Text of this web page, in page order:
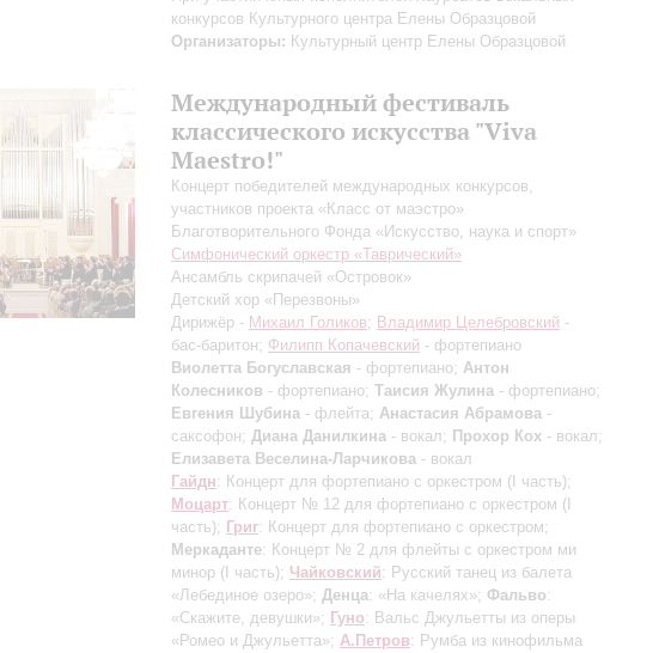
конкурсов Культурного центра Елены Образцовой
Организаторы: Культурный центр Елены Образцовой
Международный фестиваль
классического искусства "Viva
Maеstro!"
Концерт победителей международных конкурсов,
участников проекта «Класс от маэстро»
Благотворительного Фонда «Искусство, наука и спорт»
Симфонический оркестр «Таврический»
Ансамбль скрипачей «Островок»
Детский хор «Перезвоны»
Дирижёр - Михаил Голиков; Владимир Целебровский -
бас-баритон; Филипп Копачевский - фортепиано
Виолетта Богуславская - фортепиано; Антон
Колесников - фортепиано; Таисия Жулина - фортепиано;
Евгения Шубина - флейта; Анастасия Абрамова -
саксофон; Диана Данилкина - вокал; Прохор Кох - вокал;
Елизавета Веселина-Ларчикова - вокал
Гайдн: Концерт для фортепиано с оркестром (I часть);
Моцарт: Концерт № 12 для фортепиано с оркестром (I
часть); Григ: Концерт для фортепиано с оркестром;
Меркаданте: Концерт № 2 для флейты с оркестром ми
минор (I часть); Чайковский: Русский танец из балета
«Лебединое озеро»; Денца: «На качелях»; Фальво:
«Скажите, девушки»; Гуно: Вальс Джульетты из оперы
«Ромео и Джульетта»; А.Петров: Румба из кинофильма